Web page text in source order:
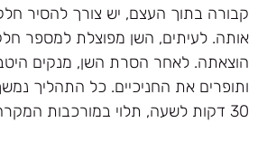
קבורה בתוך העצם, יש צורך להסיר
אותה. לעיתים, השן מפוצלת למספר
הוצאתה. לאחר הסרת השן, מנקים
ותופרים את החניכיים. כל התהליך
30 דקות לשעה, תלוי במורכבות המקרה.